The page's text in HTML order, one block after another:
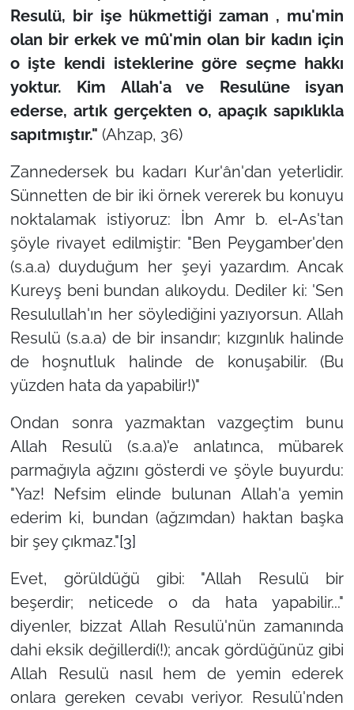
Resulü, bir işe hükmettiği zaman , mu'min
olan bir erkek ve mû'min olan bir kadın için
o işte kendi isteklerine göre seçme hakkı
yoktur. Kim Allah'a ve Resulüne isyan
ederse, artık gerçekten o, apaçık sapıklıkla
sapıtmıştır." (Ahzap, 36)
Zannedersek bu kadarı Kur'ân'dan yeterlidir.
Sünnetten de bir iki örnek vererek bu konuyu
noktalamak istiyoruz: İbn Amr b. el-As'tan
şöyle rivayet edilmiştir: "Ben Peygamber'den
(s.a.a) duyduğum her şeyi yazardım. Ancak
Kureyş beni bundan alıkoydu. Dediler ki: 'Sen
Resulullah'ın her söylediğini yazıyorsun. Allah
Resulü (s.a.a) de bir insandır; kızgınlık halinde
de hoşnutluk halinde de konuşabilir. (Bu
yüzden hata da yapabilir!)"
Ondan sonra yazmaktan vazgeçtim bunu
Allah Resulü (s.a.a)'e anlatınca, mübarek
parmağıyla ağzını gösterdi ve şöyle buyurdu:
"Yaz! Nefsim elinde bulunan Allah'a yemin
ederim ki, bundan (ağzımdan) haktan başka
bir şey çıkmaz."[3]
Evet, görüldüğü gibi: "Allah Resulü bir
beşerdir; neticede o da hata yapabilir..."
diyenler, bizzat Allah Resulü'nün zamanında
dahi eksik değillerdi(!); ancak gördüğünüz gibi
Allah Resulü nasıl hem de yemin ederek
onlara gereken cevabı veriyor. Resulü'nden